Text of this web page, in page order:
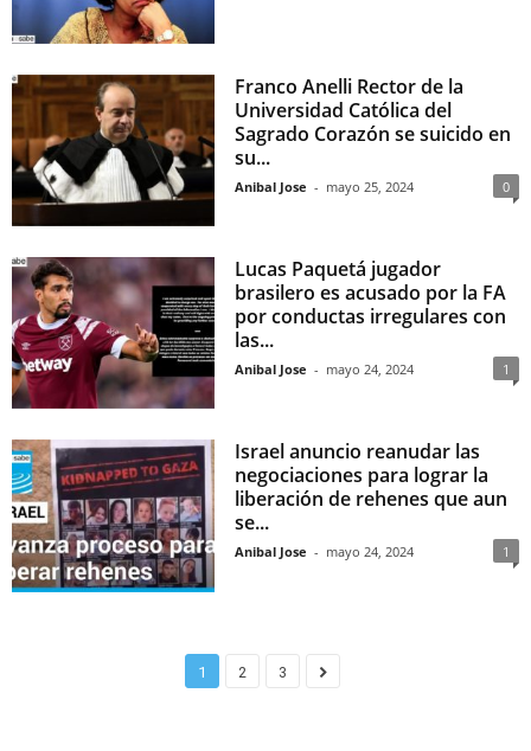
Franco Anelli Rector de la
Universidad Católica del
Sagrado Corazón se suicido en
su...
Anibal Jose - mayo 25, 2024 0
Lucas Paquetá jugador
brasilero es acusado por la FA
por conductas irregulares con
las...
Anibal Jose - mayo 24, 2024 1
Israel anuncio reanudar las
negociaciones para lograr la
liberación de rehenes que aun
se...
Anibal Jose - mayo 24, 2024 1
1 2 3